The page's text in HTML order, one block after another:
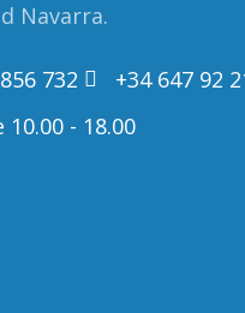
Navarra.
732
+34 647 92
10.00 - 18.00